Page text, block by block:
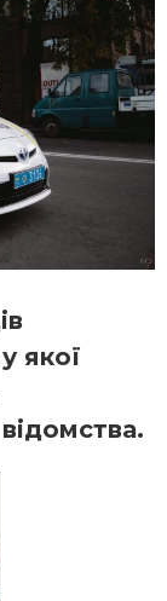
якої